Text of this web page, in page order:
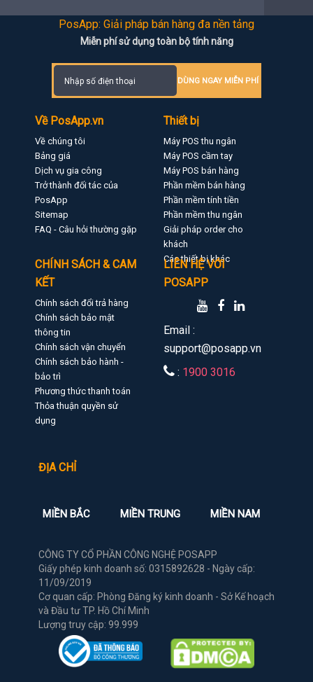
PosApp: Giải pháp bán hàng đa nền tảng
Miễn phí sử dụng toàn bộ tính năng
DÙNG NGAY MIỄN PHÍ
Về PosApp.vn
Về chúng tôi
Bảng giá
Dịch vụ gia công
Trở thành đối tác của
PosApp
Sitemap
FAQ - Câu hỏi thường gặp
Thiết bị
Máy POS thu ngân
Máy POS cầm tay
Máy POS bán hàng
Phần mềm bán hàng
Phần mềm tính tiền
Phần mềm thu ngân
Giải pháp order cho
khách
Các thiết bị khác
CHÍNH SÁCH & CAM
KẾT
Chính sách đổi trả hàng
Chính sách bảo mật
thông tin
Chính sách vận chuyển
Chính sách bảo hành -
bảo trì
Phương thức thanh toán
Thỏa thuận quyền sử
dụng
LIÊN HỆ VỚI
POSAPP
Email :
support@posapp.vn
: 1900 3016
ĐỊA CHỈ
MIỀN BẮC MIỀN TRUNG MIỀN NAM
CÔNG TY CỔ PHẦN CÔNG NGHỆ POSAPP
Giấy phép kinh doanh số: 0315892628 - Ngày cấp:
11/09/2019
Cơ quan cấp: Phòng Đăng ký kinh doanh - Sở Kế hoạch
và Đầu tư TP. Hồ Chí Minh
Lượng truy cập: 99.999